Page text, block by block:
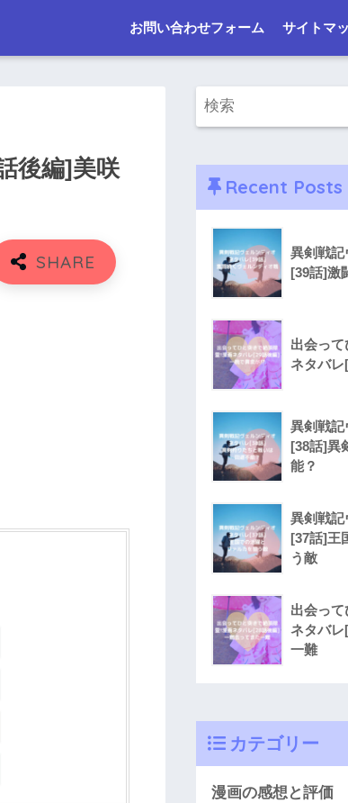
お問い合わせフォーム サイトマ
後編]美咲
Recent Posts
異剣戦記
[39話]激
出会っ
ネタバ
異剣戦記
[38話]異
能？
異剣戦記
[37話]王
う敵
出会っ
ネタバ
一難
カテゴリー
漫画の感想と評価